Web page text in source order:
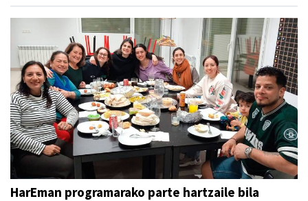
HarEman programarako parte hartzaile bila